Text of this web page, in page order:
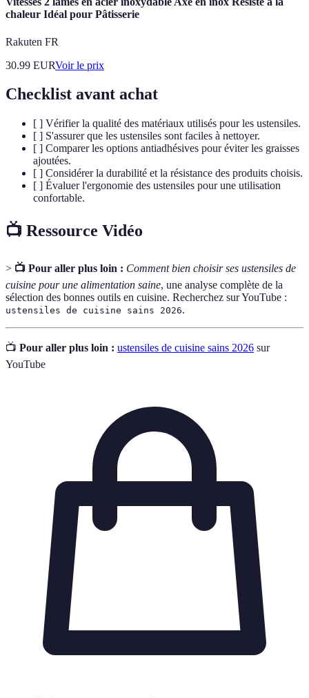
chaleur Idéal pour Pâtisserie
Rakuten FR
30.99 EURVoir le prix
Checklist avant achat
[ ] Vérifier la qualité des matériaux utilisés pour les ustensiles.
[ ] S'assurer que les ustensiles sont faciles à nettoyer.
[ ] Comparer les options antiadhésives pour éviter les graisses
ajoutées.
[ ] Considérer la durabilité et la résistance des produits choisis.
[ ] Évaluer l'ergonomie des ustensiles pour une utilisation
confortable.
📺 Ressource Vidéo
> 📺 Pour aller plus loin : Comment bien choisir ses ustensiles de
cuisine pour une alimentation saine, une analyse complète de la
sélection des bonnes outils en cuisine. Recherchez sur YouTube :
ustensiles de cuisine sains 2026.
📺 Pour aller plus loin : ustensiles de cuisine sains 2026 sur
YouTube